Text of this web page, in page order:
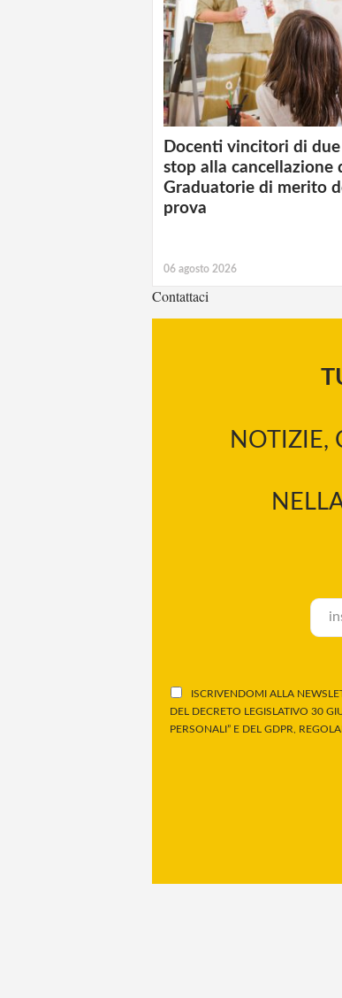
Docenti vincitori di
stop alla cancellazione
Graduatorie di merito
prova
06 agosto 2026
Contattaci
NOTIZIE,
ISCRIVENDOMI ALLA
DEL DECRETO LEGISLATIVO 30
PERSONALI” E DEL GDPR,